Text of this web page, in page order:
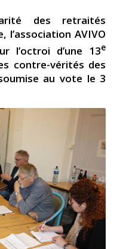
des retraités
AVIVO
l’octroi d’une 13e
contre-vérités des
au vote le 3